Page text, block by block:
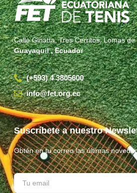
Calle Ginatta, Tres Cerritos, Lomas de
Guayaquil , Ecuador
(+593) 4 3805600
info@fet.org.ec
Suscríbete a nuestro
Obtén en tu correo las últimas